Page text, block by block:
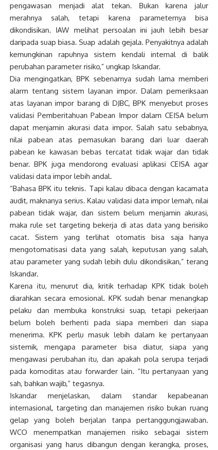
pengawasan menjadi alat tekan. Bukan karena jalur
merahnya salah, tetapi karena parameternya bisa
dikondisikan. IAW melihat persoalan ini jauh lebih besar
daripada suap biasa. Suap adalah gejala. Penyakitnya adalah
kemungkinan rapuhnya sistem kendali internal di balik
perubahan parameter risiko,” ungkap Iskandar.
Dia mengingatkan, BPK sebenarnya sudah lama memberi
alarm tentang sistem layanan impor. Dalam pemeriksaan
atas layanan impor barang di DJBC, BPK menyebut proses
validasi Pemberitahuan Pabean Impor dalam CEISA belum
dapat menjamin akurasi data impor. Salah satu sebabnya,
nilai pabean atas pemasukan barang dari luar daerah
pabean ke kawasan bebas tercatat tidak wajar dan tidak
benar. BPK juga mendorong evaluasi aplikasi CEISA agar
validasi data impor lebih andal.
“Bahasa BPK itu teknis. Tapi kalau dibaca dengan kacamata
audit, maknanya serius. Kalau validasi data impor lemah, nilai
pabean tidak wajar, dan sistem belum menjamin akurasi,
maka rule set targeting bekerja di atas data yang berisiko
cacat. Sistem yang terlihat otomatis bisa saja hanya
mengotomatisasi data yang salah, keputusan yang salah,
atau parameter yang sudah lebih dulu dikondisikan,” terang
Iskandar.
Karena itu, menurut dia, kritik terhadap KPK tidak boleh
diarahkan secara emosional. KPK sudah benar menangkap
pelaku dan membuka konstruksi suap, tetapi pekerjaan
belum boleh berhenti pada siapa memberi dan siapa
menerima. KPK perlu masuk lebih dalam ke pertanyaan
sistemik, mengapa parameter bisa diatur, siapa yang
mengawasi perubahan itu, dan apakah pola serupa terjadi
pada komoditas atau forwarder lain. “Itu pertanyaan yang
sah, bahkan wajib,” tegasnya.
Iskandar menjelaskan, dalam standar kepabeanan
internasional, targeting dan manajemen risiko bukan ruang
gelap yang boleh berjalan tanpa pertanggungjawaban.
WCO menempatkan manajemen risiko sebagai sistem
organisasi yang harus dibangun dengan kerangka, proses,